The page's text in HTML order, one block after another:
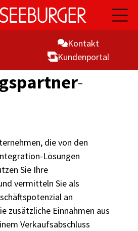
öffnen
Kontakt
Kunden­portal
-
die von den
Lösungen
Sie Ihre
vermitteln Sie als
an
zusätzliche Einnahmen aus
Verkaufsabschluss